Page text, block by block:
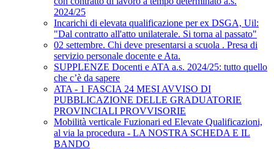
2024/25
Incarichi di elevata qualificazione per ex DSGA, Uil:
"Dal contratto all'atto unilaterale. Si torna al passato"
02 settembre. Chi deve presentarsi a scuola . Presa di
servizio personale docente e Ata.
SUPPLENZE Docenti e ATA a.s. 2024/25: tutto quello
che c’è da sapere
ATA - 1 FASCIA 24 MESI AVVISO DI
PUBBLICAZIONE DELLE GRADUATORIE
PROVINCIALI PROVVISORIE
Mobilità verticale Fuzionari ed Elevate Qualificazioni,
al via la procedura - LA NOSTRA SCHEDA E IL
BANDO